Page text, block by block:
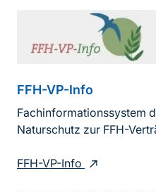
FFH-VP-Info
Fachinformationssystem
Naturschutz zur FFH-
FFH-VP-Info